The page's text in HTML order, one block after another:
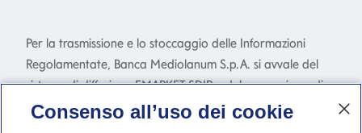
Per la trasmissione e lo stoccaggio delle Informazioni
Regolamentate, Banca Mediolanum S.p.A. si avvale del
sistema di diffusione EMARKET SDIR e del meccanismo di
stoccaggio EMARKET Storage disponibile
Consenso all’uso dei cookie